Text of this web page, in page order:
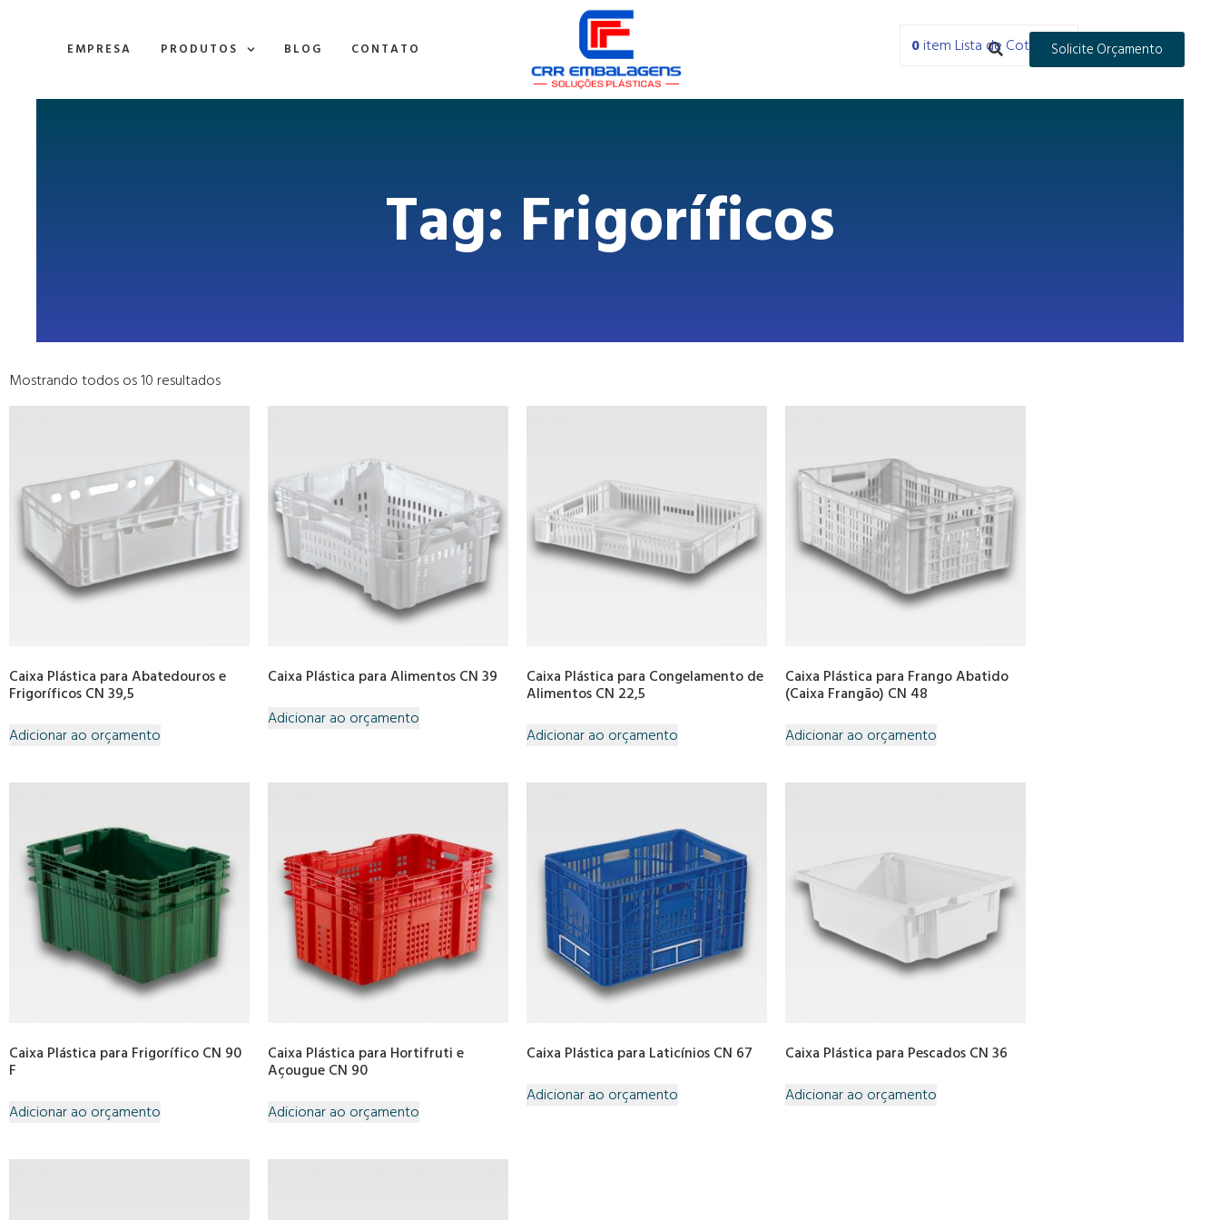
EMPRESA PRODUTOS BLOG CONTATO 0item Lista de CotaçõesSolicite Orçamento
Tag: Frigoríficos
Mostrando todos os 10 resultados
Caixa Plástica para Abatedouros e
Frigoríficos CN 39,5
Adicionar ao orçamento
Caixa Plástica para Alimentos CN 39
Adicionar ao orçamento
Caixa Plástica para Congelamento de
Alimentos CN 22,5
Adicionar ao orçamento
Caixa Plástica para Frango Abatido
(Caixa Frangão) CN 48
Adicionar ao orçamento
Caixa Plástica para Frigorífico CN 90
F
Adicionar ao orçamento
Caixa Plástica para Hortifruti e
Açougue CN 90
Adicionar ao orçamento
Caixa Plástica para Laticínios CN 67
Adicionar ao orçamento
Caixa Plástica para Pescados CN 36
Adicionar ao orçamento